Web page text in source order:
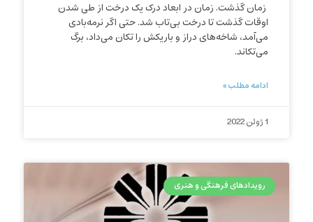
زمان گذشت. زمان در ابعاد درک یک درخت از طی شدن
اوقات گذشت تا درخت بی‌تاب شد. حتی اگر نرمه‌بادی
می‌آمد، شاخه‌های دراز و باریکش را تکان می‌داد، برگ
می‌تکاند.
ادامه مطلب »
1 ژوئن 2022
رویدادهای فرهنگی و هنری